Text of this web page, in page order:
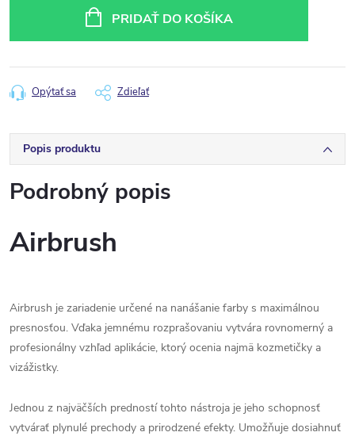
PRIDAŤ DO KOŠÍKA
Opýtať sa Zdieľať
Popis produktu
Podrobný popis
Airbrush
Airbrush je zariadenie určené na nanášanie farby s maximálnou
presnosťou. Vďaka jemnému rozprašovaniu vytvára rovnomerný a
profesionálny vzhľad aplikácie, ktorý ocenia najmä kozmetičky a
vizážistky.
Jednou z najväčších predností tohto nástroja je jeho schopnosť
vytvárať plynulé prechody a prirodzené efekty. Umožňuje dosiahnuť